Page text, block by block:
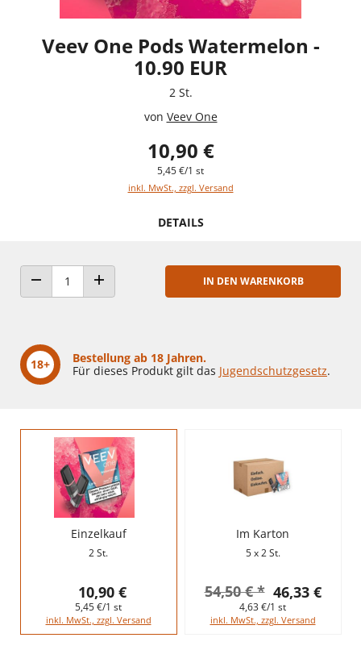
Veev One Pods Watermelon -
10.90 EUR
2 St.
von Veev One
10,90 €
5,45 €/1 st
inkl. MwSt., zzgl. Versand
DETAILS
ANZAHL VERRINGERNANZAHL ERHÖHEN
IN DEN WARENKORB
18+
Bestellung ab 18 Jahren.
Für dieses Produkt gilt das Jugendschutzgesetz.
Einzelkauf
2 St.
10,90 €
5,45 €/1 st
inkl. MwSt., zzgl. Versand
Im Karton
5 x 2 St.
46,33 €
54,50 € *
4,63 €/1 st
inkl. MwSt., zzgl. Versand